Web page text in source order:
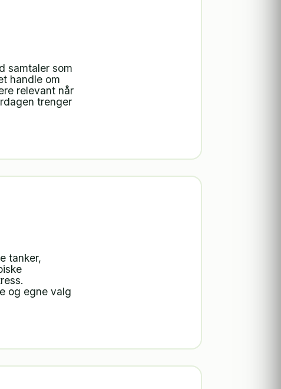
samtaler som
handle om
relevant når
trenger
tanker,
og egne valg